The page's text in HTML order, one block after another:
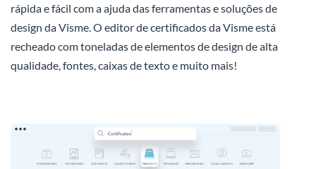
rápida e fácil com a ajuda das ferramentas e soluções de
design da Visme. O editor de certificados da Visme está
recheado com toneladas de elementos de design de alta
qualidade, fontes, caixas de texto e muito mais!